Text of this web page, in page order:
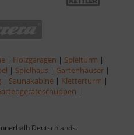
| Holzgaragen | Spielturm |
| Spielhaus | Gartenhäuser |
| Saunakabine | Kletterturm |
|
Deutschlands.